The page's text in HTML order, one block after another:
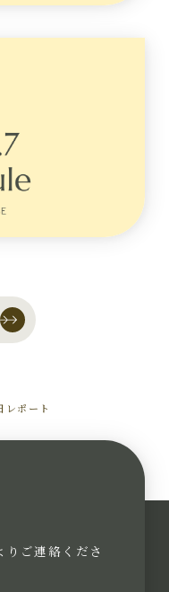
ポート
ご連絡くださ